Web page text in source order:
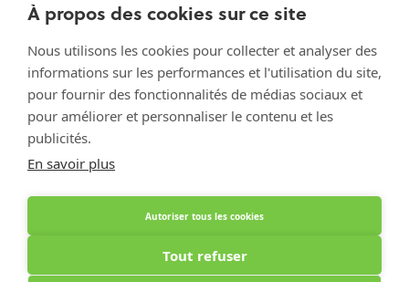
À propos des cookies sur ce site
Nous utilisons les cookies pour collecter et analyser des
informations sur les performances et l'utilisation du site,
pour fournir des fonctionnalités de médias sociaux et
pour améliorer et personnaliser le contenu et les
publicités.
En savoir plus
Autoriser tous les cookies
Tout refuser
Optiphar Mol
Créé avec Shopware